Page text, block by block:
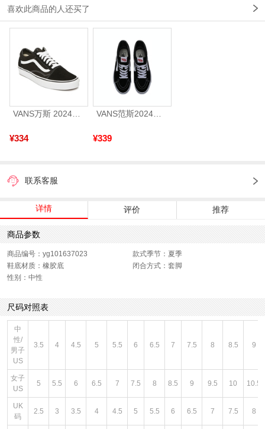
喜欢此商品的人还买了
VANS万斯 2024年新款中性OldSkool帆布鞋/硫化鞋VN000D3HY28（延续款）
¥334
VANS范斯2024中性SK8-HiCL帆布鞋/硫化鞋VN000D5IB8C
¥339
联系客服
详情 评价 推荐
商品参数
商品编号：yg101637023
款式季节：夏季
鞋底材质：橡胶底
闭合方式：套脚
性别：中性
尺码对照表
中
性/
男子
US
3.5 4 4.5 5 5.5 6 6.5 7 7.5 8 8.5 9
女子
US
5 5.5 6 6.5 7 7.5 8 8.5 9 9.5 10 10.5
UK
码
2.5 3 3.5 4 4.5 5 5.5 6 6.5 7 7.5 8